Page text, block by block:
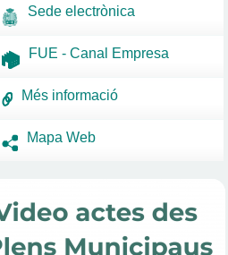
Sede electrònica
FUE - Canal Empresa
Més informació
Mapa Web